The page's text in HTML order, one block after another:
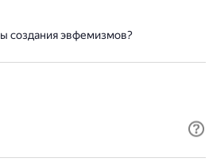
создания эвфемизмов?